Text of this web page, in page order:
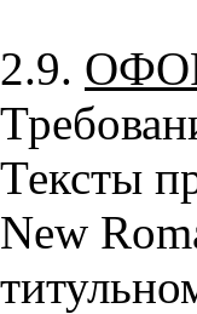
2.9.
Тексты
New